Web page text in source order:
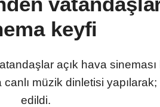
keyfi
açık hava
müzik dinletisi yapılarak;
edildi.